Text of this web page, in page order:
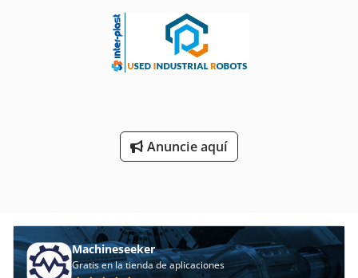
Anuncie aquí
Machineseeker
Gratis en la tienda de aplicaciones